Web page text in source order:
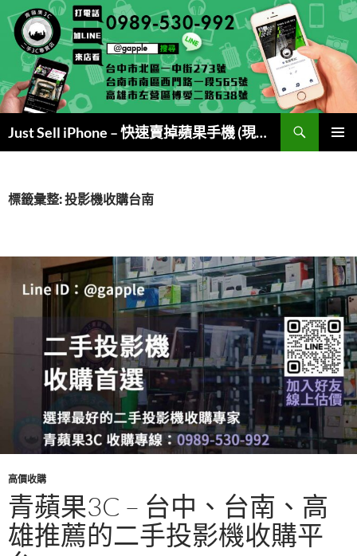
至
內
容
Just Sell iPhone – 快速賣掉蘋果手機 (現金交易)
尋
標籤彙整: 投影機收購台南
高價收購
青蘋果3C – 台中、台南、高
雄推薦的二手投影機收購平